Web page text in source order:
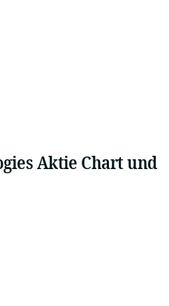
Aktie Chart und